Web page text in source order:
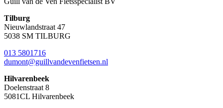
Tilburg
Nieuwlandstraat 47
5038 SM TILBURG
013 5801716
dumont@guillvandevenfietsen.nl
Hilvarenbeek
Doelenstraat 8
5081CL Hilvarenbeek